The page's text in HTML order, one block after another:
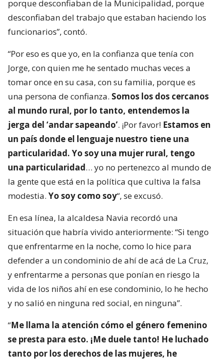
porque desconfiaban de la Municipalidad, porque
desconfiaban del trabajo que estaban haciendo los
funcionarios”, contó.
“Por eso es que yo, en la confianza que tenía con
Jorge, con quien me he sentado muchas veces a
tomar once en su casa, con su familia, porque es
una persona de confianza. Somos los dos cercanos
al mundo rural, por lo tanto, entendemos la
jerga del ‘andar sapeando’. ¡Por favor! Estamos en
un país donde el lenguaje nuestro tiene una
particularidad. Yo soy una mujer rural, tengo
una particularidad… yo no pertenezco al mundo de
la gente que está en la política que cultiva la falsa
modestia. Yo soy como soy“, se excusó.
En esa línea, la alcaldesa Navia recordó una
situación que habría vivido anteriormente: “Si tengo
que enfrentarme en la noche, como lo hice para
defender a un condominio de ahí de acá de La Cruz,
y enfrentarme a personas que ponían en riesgo la
vida de los niños ahí en ese condominio, lo he hecho
y no salió en ninguna red social, en ninguna”.
“Me llama la atención cómo el género femenino
se presta para esto. ¡Me duele tanto! He luchado
tanto por los derechos de las mujeres, he